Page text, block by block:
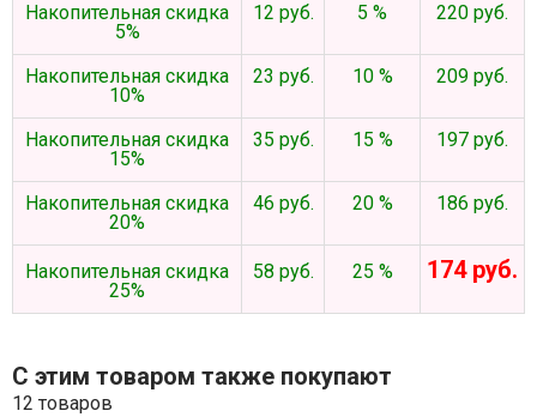
Накопительная скидка
5%
12 руб. 5 % 220 руб.
Накопительная скидка
10%
23 руб. 10 % 209 руб.
Накопительная скидка
15%
35 руб. 15 % 197 руб.
Накопительная скидка
20%
46 руб. 20 % 186 руб.
Накопительная скидка
25%
58 руб. 25 % 174 руб.
С этим товаром также покупают
12 товаров